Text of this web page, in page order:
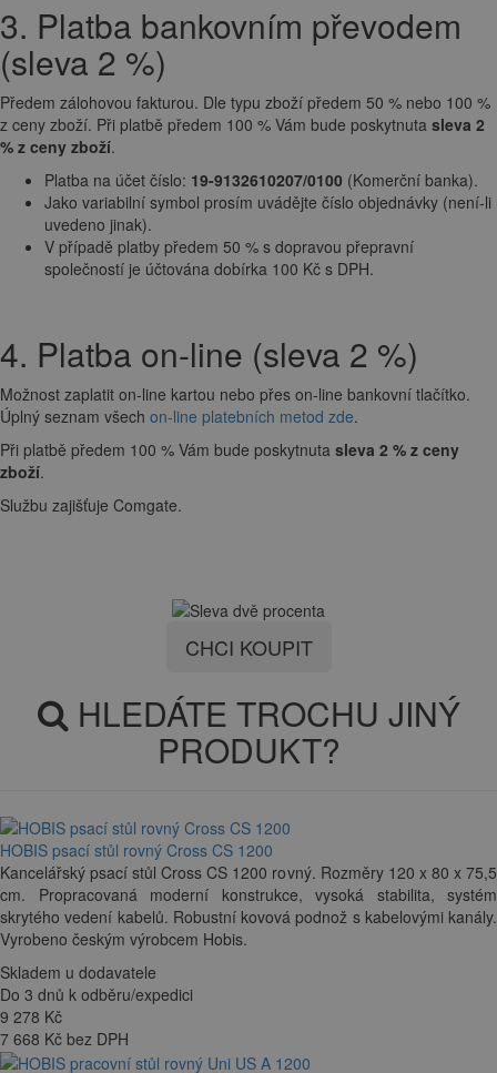
3. Platba bankovním převodem
(sleva 2 %)
Předem zálohovou fakturou. Dle typu zboží předem 50 % nebo 100 %
z ceny zboží. Při platbě předem 100 % Vám bude poskytnuta sleva 2
% z ceny zboží.
Platba na účet číslo: 19-9132610207/0100 (Komerční banka).
Jako variabilní symbol prosím uvádějte číslo objednávky (není-li
uvedeno jinak).
V případě platby předem 50 % s dopravou přepravní
společností je účtována dobírka 100 Kč s DPH.
4. Platba on-line (sleva 2 %)
Možnost zaplatit on-line kartou nebo přes on-line bankovní tlačítko.
Úplný seznam všech on-line platebních metod zde.
Při platbě předem 100 % Vám bude poskytnuta sleva 2 % z ceny
zboží.
Službu zajišťuje Comgate.
CHCI KOUPIT
HLEDÁTE TROCHU JINÝ
PRODUKT?
HOBIS psací stůl rovný Cross CS 1200
Kancelářský psací stůl Cross CS 1200 rovný. Rozměry 120 x 80 x 75,5
cm. Propracovaná moderní konstrukce, vysoká stabilita, systém
skrytého vedení kabelů. Robustní kovová podnož s kabelovými kanály.
Vyrobeno českým výrobcem Hobis.
Skladem u dodavatele
Do 3 dnů k odběru/expedici
9 278 Kč
7 668 Kč bez DPH